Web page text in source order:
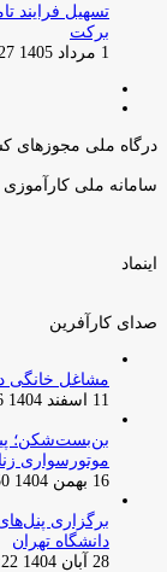
تسهیل فرایند
برکت
1 مرداد 1405 17:27
درگاه ملی مجوزهای
سامانه ملی
اینماد
صدای کارآفرین
مشاغل خانگی
11 اسفند 1404 22:56
بن‌بست‌شکن؛
موتورسواری
16 بهمن 1404 20:50
برگزاری
دانشگاه تهران
28 آبان 1404 08:22